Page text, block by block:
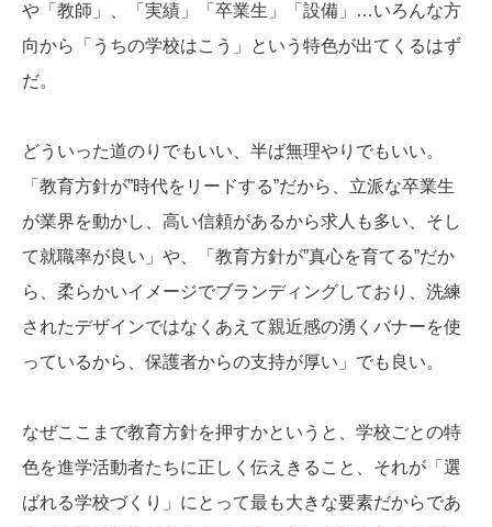
や「教師」、「実績」「卒業生」「設備」…いろんな方
向から「うちの学校はこう」という特色が出てくるはず
だ。
どういった道のりでもいい、半ば無理やりでもいい。
「教育方針が”時代をリードする”だから、立派な卒業生
が業界を動かし、高い信頼があるから求人も多い、そし
て就職率が良い」や、「教育方針が”真心を育てる”だか
ら、柔らかいイメージでブランディングしており、洗練
されたデザインではなくあえて親近感の湧くバナーを使
っているから、保護者からの支持が厚い」でも良い。
なぜここまで教育方針を押すかというと、学校ごとの特
色を進学活動者たちに正しく伝えきること、それが「選
ばれる学校づくり」にとって最も大きな要素だからであ